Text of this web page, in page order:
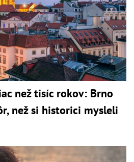
než tisíc rokov: Brno
než si historici mysleli